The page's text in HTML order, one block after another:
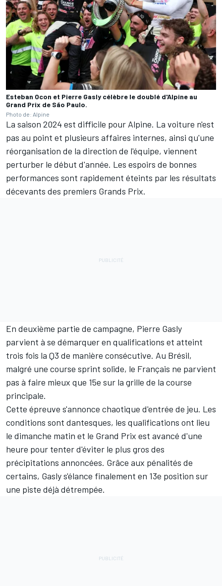
Esteban Ocon et Pierre Gasly célèbre le doublé d'Alpine au
Grand Prix de São Paulo.
Photo de: Alpine
La saison 2024 est difficile pour Alpine. La voiture n'est
pas au point et plusieurs affaires internes, ainsi qu'une
réorganisation de la direction de l'équipe, viennent
perturber le début d'année. Les espoirs de bonnes
performances sont rapidement éteints par les résultats
décevants des premiers Grands Prix.
En deuxième partie de campagne, Pierre Gasly
parvient à se démarquer en qualifications et atteint
trois fois la Q3 de manière consécutive. Au Brésil,
malgré une course sprint solide, le Français ne parvient
pas à faire mieux que 15e sur la grille de la course
principale.
Cette épreuve s'annonce chaotique d'entrée de jeu. Les
conditions sont dantesques, les qualifications ont lieu
le dimanche matin et le Grand Prix est avancé d'une
heure pour tenter d'éviter le plus gros des
précipitations annoncées. Grâce aux pénalités de
certains, Gasly s'élance finalement en 13e position sur
une piste déjà détrempée.